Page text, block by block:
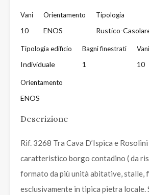
Vani
10
Orientamento
ENOS
Tipologia
Rustico-
Tipologia edificio
Individuale
Bagni finestrati
1
Vani
10
Orientamento
ENOS
Descrizione
Rif. 3268 Tra Cava D’Ispica e
caratteristico borgo contadino ( da
formato da più unità abitative, stalle,
esclusivamente in tipica pietra locale.